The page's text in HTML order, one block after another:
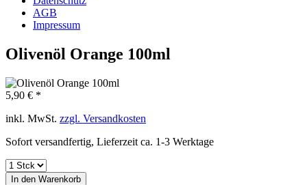
AGB
Impressum
Olivenöl Orange 100ml
5,90 € *
inkl. MwSt. zzgl. Versandkosten
Sofort versandfertig, Lieferzeit ca. 1-3 Werktage
In den Warenkorb